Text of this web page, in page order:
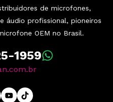
de microfones,
áudio profissional, pioneiros
OEM no Brasil.
1959